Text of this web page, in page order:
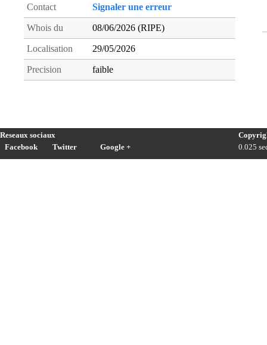
Contact Signaler une erreur
Whois du 08/06/2026 (RIPE)
Localisation 29/05/2026
Precision faible
Reseaux sociaux
Facebook
Twitter Google +
0.025